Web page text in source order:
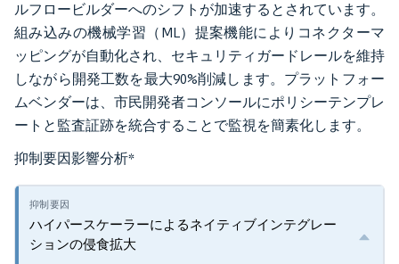
ルフロービルダーへのシフトが加速するとされています。
組み込みの機械学習（ML）提案機能によりコネクターマ
ッピングが自動化され、セキュリティガードレールを維持
しながら開発工数を最大90%削減します。プラットフォー
ムベンダーは、市民開発者コンソールにポリシーテンプレ
ートと監査証跡を統合することで監視を簡素化します。
抑制要因影響分析*
ハイパースケーラーによるネイティブインテグレー
ションの侵食拡大